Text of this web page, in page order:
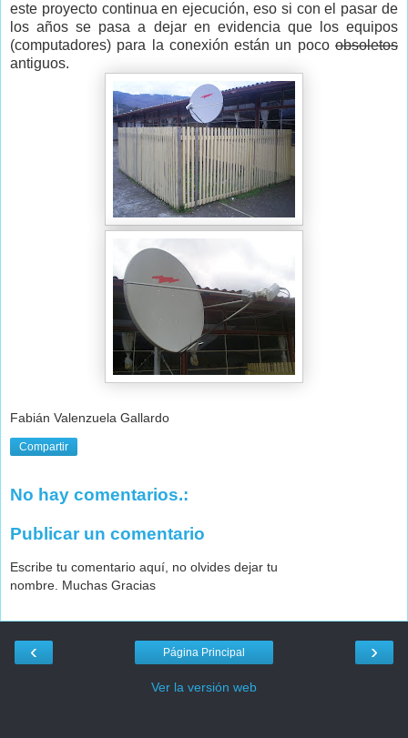
este proyecto continua en ejecución, eso si con el pasar de
los años se pasa a dejar en evidencia que los equipos
(computadores) para la conexión están un poco obsoletos
antiguos.
Fabián Valenzuela Gallardo
Compartir
No hay comentarios.:
Publicar un comentario
Escribe tu comentario aquí, no olvides dejar tu
nombre. Muchas Gracias
‹ ›
Página Principal
Ver la versión web